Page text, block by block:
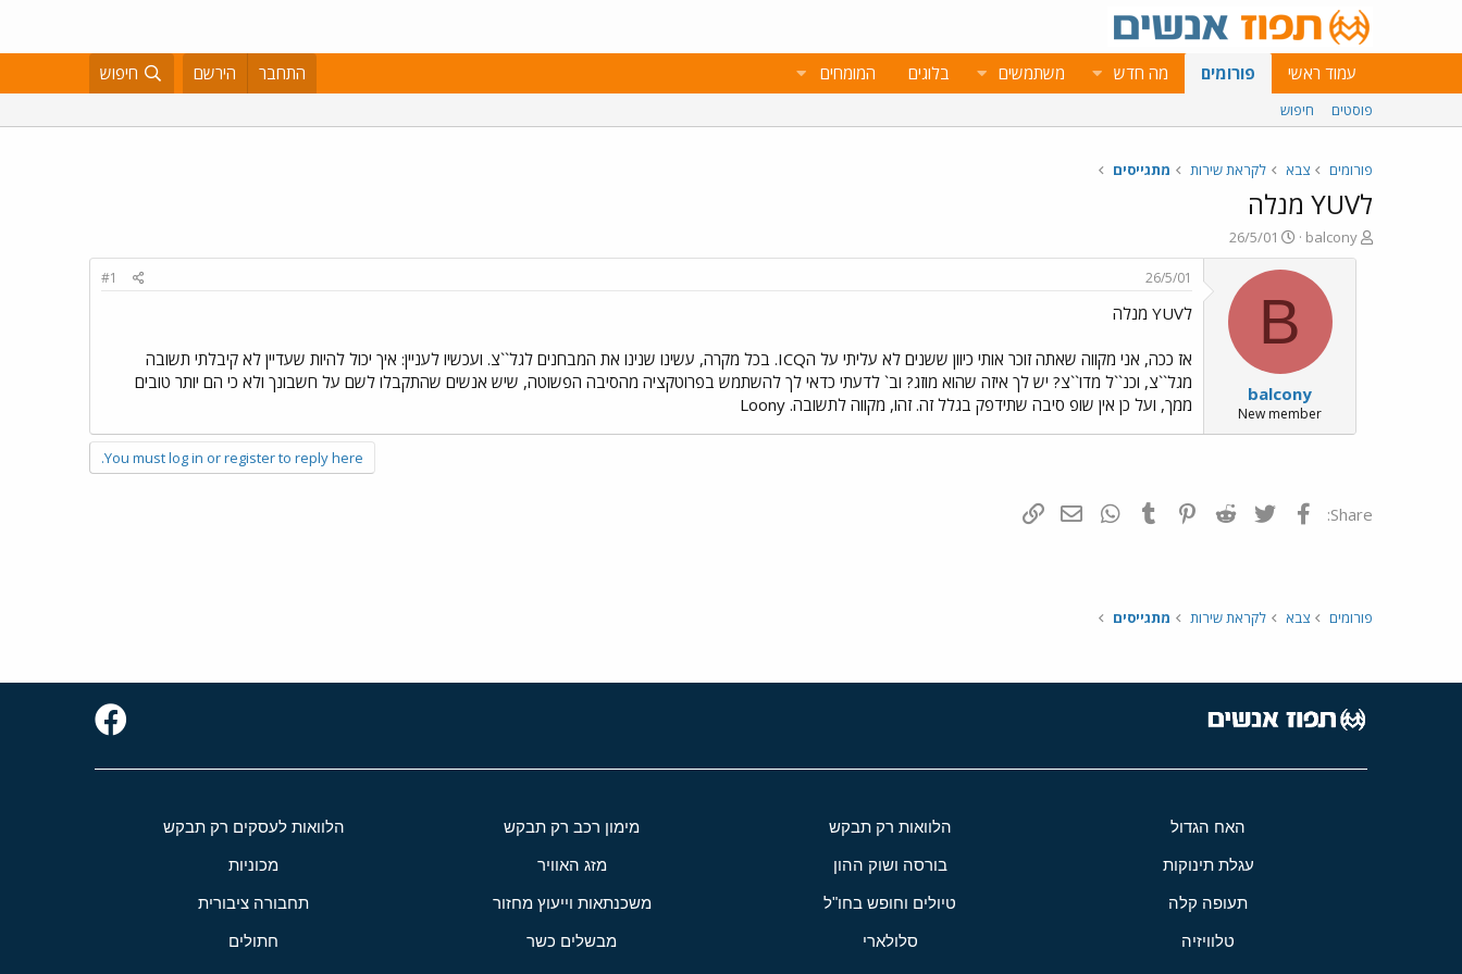
עמוד ראשי פורומים מה חדש משתמשים בלוגים המומחים התחבר הירשם חיפוש
פוסטים חיפוש
פורומים צבא לקראת שירות מתגייסים
לYUV מנלה
פ
ו
balcony
פ
ו
ר
ם
ב
א
ר
י
ך
26/5/01
B
balcony
New member
26/5/01
#1
לYUV מנלה
אז ככה, אני מקווה שאתה זוכר אותי כיוון ששנים לא עליתי על הICQ. בכל מקרה, עשינו שנינו את המבחנים לגל``צ. ועכשיו לעניין: איך יכול להיות שעדיין לא קיבלתי תשובה
מגל``צ, וכנ``ל מדו``צ? יש לך איזה שהוא מוזג? וב` לדעתי כדאי לך להשתמש בפרוטקציה מהסיבה הפשוטה, שיש אנשים שהתקבלו לשם על חשבונך ולא כי הם יותר טובים
ממך, ועל כן אין שופ סיבה שתידפק בגלל זה. זהו, מקווה לתשובה. Loony
You must log in or register to reply here.
Share: פייסבוק Twitter
Reddit
Pinterest
Tumblr
WhatsAppדואר אלקטרוני
פורומים צבא לקראת שירות מתגייסים
האח הגדול הלוואות רק תבקש מימון רכב רק תבקש הלוואות לעסקים רק תבקש
עגלת תינוקות בורסה ושוק ההון מזג האוויר מכוניות
תעופה קלה טיולים וחופש בחו"ל משכנתאות וייעוץ מחזור תחבורה ציבורית
טלוויזיה סלולארי מבשלים כשר חתולים